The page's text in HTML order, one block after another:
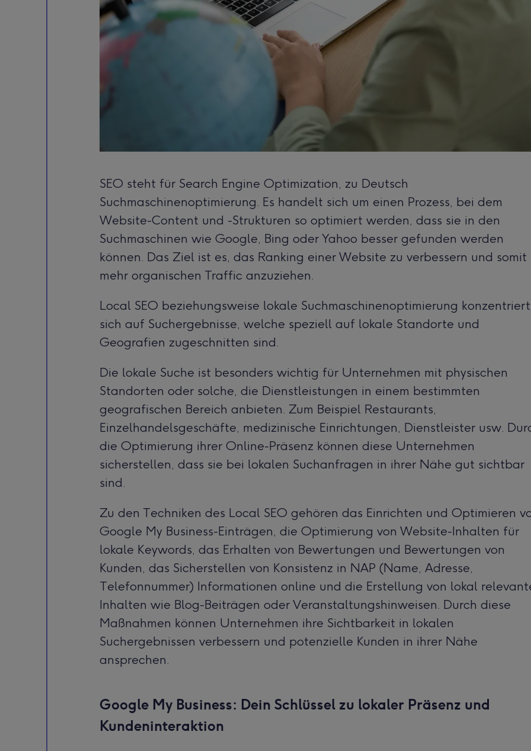
SEO steht für Search Engine Optimization, zu Deutsch
Suchmaschinenoptimierung. Es handelt sich um einen Prozess, bei dem
Website-Content und -Strukturen so optimiert werden, dass sie in den
Suchmaschinen wie Google, Bing oder Yahoo besser gefunden werden
können. Das Ziel ist es, das Ranking einer Website zu verbessern und somit
mehr organischen Traffic anzuziehen.
Local SEO beziehungsweise lokale Suchmaschinenoptimierung konzentriert
sich auf Suchergebnisse, welche speziell auf lokale Standorte und
Geografien zugeschnitten sind.
Die lokale Suche ist besonders wichtig für Unternehmen mit physischen
Standorten oder solche, die Dienstleistungen in einem bestimmten
geografischen Bereich anbieten. Zum Beispiel Restaurants,
Einzelhandelsgeschäfte, medizinische Einrichtungen, Dienstleister usw.
die Optimierung ihrer Online-Präsenz können diese Unternehmen
sicherstellen, dass sie bei lokalen Suchanfragen in ihrer Nähe gut sichtbar
sind.
Zu den Techniken des Local SEO gehören das Einrichten und Optimieren
Google My Business-Einträgen, die Optimierung von Website-Inhalten für
lokale Keywords, das Erhalten von Bewertungen und Bewertungen von
Kunden, das Sicherstellen von Konsistenz in NAP (Name, Adresse,
Telefonnummer) Informationen online und die Erstellung von lokal
Inhalten wie Blog-Beiträgen oder Veranstaltungshinweisen. Durch diese
Maßnahmen können Unternehmen ihre Sichtbarkeit in lokalen
Suchergebnissen verbessern und potenzielle Kunden in ihrer Nähe
ansprechen.
Google My Business: Dein Schlüssel zu lokaler Präsenz und
Kundeninteraktion